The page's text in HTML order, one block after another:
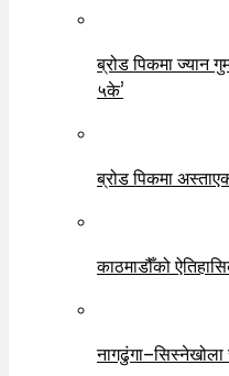
ब्रोड पिकमा ज्यान
५के’
ब्रोड पिकमा
काठमाडौँको